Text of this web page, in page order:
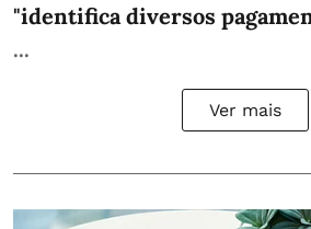
"identifica diversos
...
Ver mais